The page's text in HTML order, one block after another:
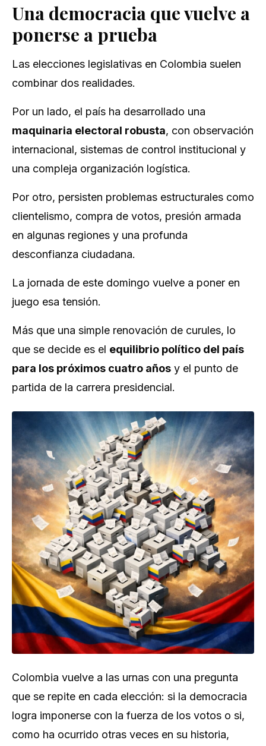
Una democracia que vuelve a
ponerse a prueba
Las elecciones legislativas en Colombia suelen
combinar dos realidades.
Por un lado, el país ha desarrollado una
maquinaria electoral robusta, con observación
internacional, sistemas de control institucional y
una compleja organización logística.
Por otro, persisten problemas estructurales como
clientelismo, compra de votos, presión armada
en algunas regiones y una profunda
desconfianza ciudadana.
La jornada de este domingo vuelve a poner en
juego esa tensión.
Más que una simple renovación de curules, lo
que se decide es el equilibrio político del país
para los próximos cuatro años y el punto de
partida de la carrera presidencial.
Colombia vuelve a las urnas con una pregunta
que se repite en cada elección: si la democracia
logra imponerse con la fuerza de los votos o si,
como ha ocurrido otras veces en su historia,